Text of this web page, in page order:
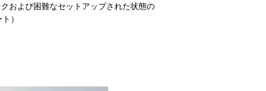
および困難なセットアップされた状態の
）